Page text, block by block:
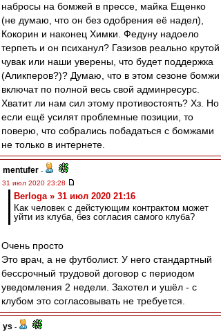
набросы на бомжей в прессе, майка Ещенко
(не думаю, что он без одобрения её надел),
Кокорин и наконец Химки. Федуну надоело
терпеть и он психанул? Газизов реально крутой
чувак или наши уверены, что будет поддержка
(Аликперов?)? Думаю, что в этом сезоне бомжи
включат по полной весь свой админресурс.
Хватит ли нам сил этому противостоять? Хз. Но
если ещё усилят проблемные позиции, то
поверю, что собрались побадаться с бомжами
не только в интернете.
mentufer -
31 июл 2020 23:28
Berloga » 31 июл 2020 21:16
Как человек с дейстующим контрактом может
уйти из клуба, без согласия самого клуба?
Очень просто
Это врач, а не футболист. У него стандартный
бессрочный трудовой договор с периодом
уведомления 2 недели. Захотел и ушёл - с
клубом это согласовывать не требуется.
ys -